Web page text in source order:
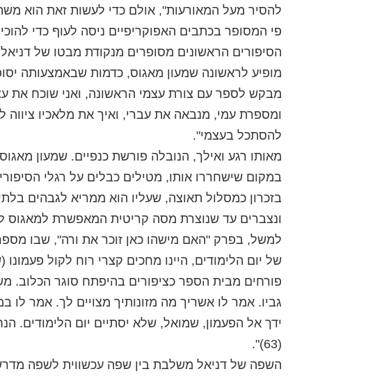
להסיר מעל המאורעות", אולם כדי לעשות זאת הוא
פי המסופר בכתבים האפוקריפיים ניסה לעוף כדי
הסיפורים הראשונים מסופרים מנקודת מבטו של
מופיע לראשונה שמעון מאגוס, כדמות שבאמצעותה
מבקש לספר עם צורת עצמי הראשונה, ואני שוכח את
ומספרת עמי, מנבאה את עברי, ואיך את מלאכיו ציווה
להסתכל בעצמי".
מאותו רגע ואילך, הנובלה פורשת כנפיים. שמעון
במקום שישחררו אותו, מטילים כבלים על רגלי
בזכרון כמסלול תאוצה, שעליו הוא ממריא לגבהים
ונצברים עד שנוצרת מסה קריטית המאפשרת למאגוס
למשל, בפרק "האם מישהו כאן זוכר את ורה", שבו
של יום הלימודים, היינו מחכים קצרי רוח לקול
פורחים מבית הספר כציפורים בהיפתח סוגר הכלוב.
גביו. אמר לו אשריך מה מזונותיך מצויים לך. אמר
ידך אל הפעמון, שמואל, שלא יסתיים יום הלימודים.
(63)".
השפה של דניאל משלבת בין שפה עכשווית לשפה